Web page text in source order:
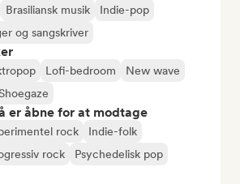
Brasiliansk musik
Indie-pop
og sangskriver
Lofi-bedroom
New wave
er åbne for at modtage
rock
Indie-folk
rock
Psychedelisk pop